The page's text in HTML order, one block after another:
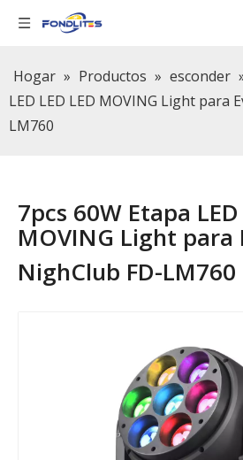
Hogar » Productos » esconder
LED LED LED MOVING Light para
LM760
7pcs 60W Etapa LED
MOVING Light para
NighClub FD-LM760